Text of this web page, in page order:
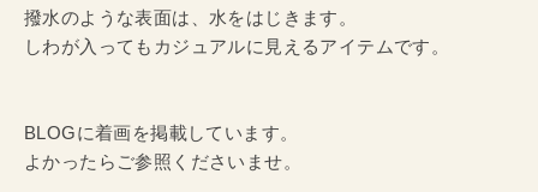
撥水のような表面は、水をはじきます。
しわが入ってもカジュアルに見えるアイテムです。
BLOGに着画を掲載しています。
よかったらご参照くださいませ。